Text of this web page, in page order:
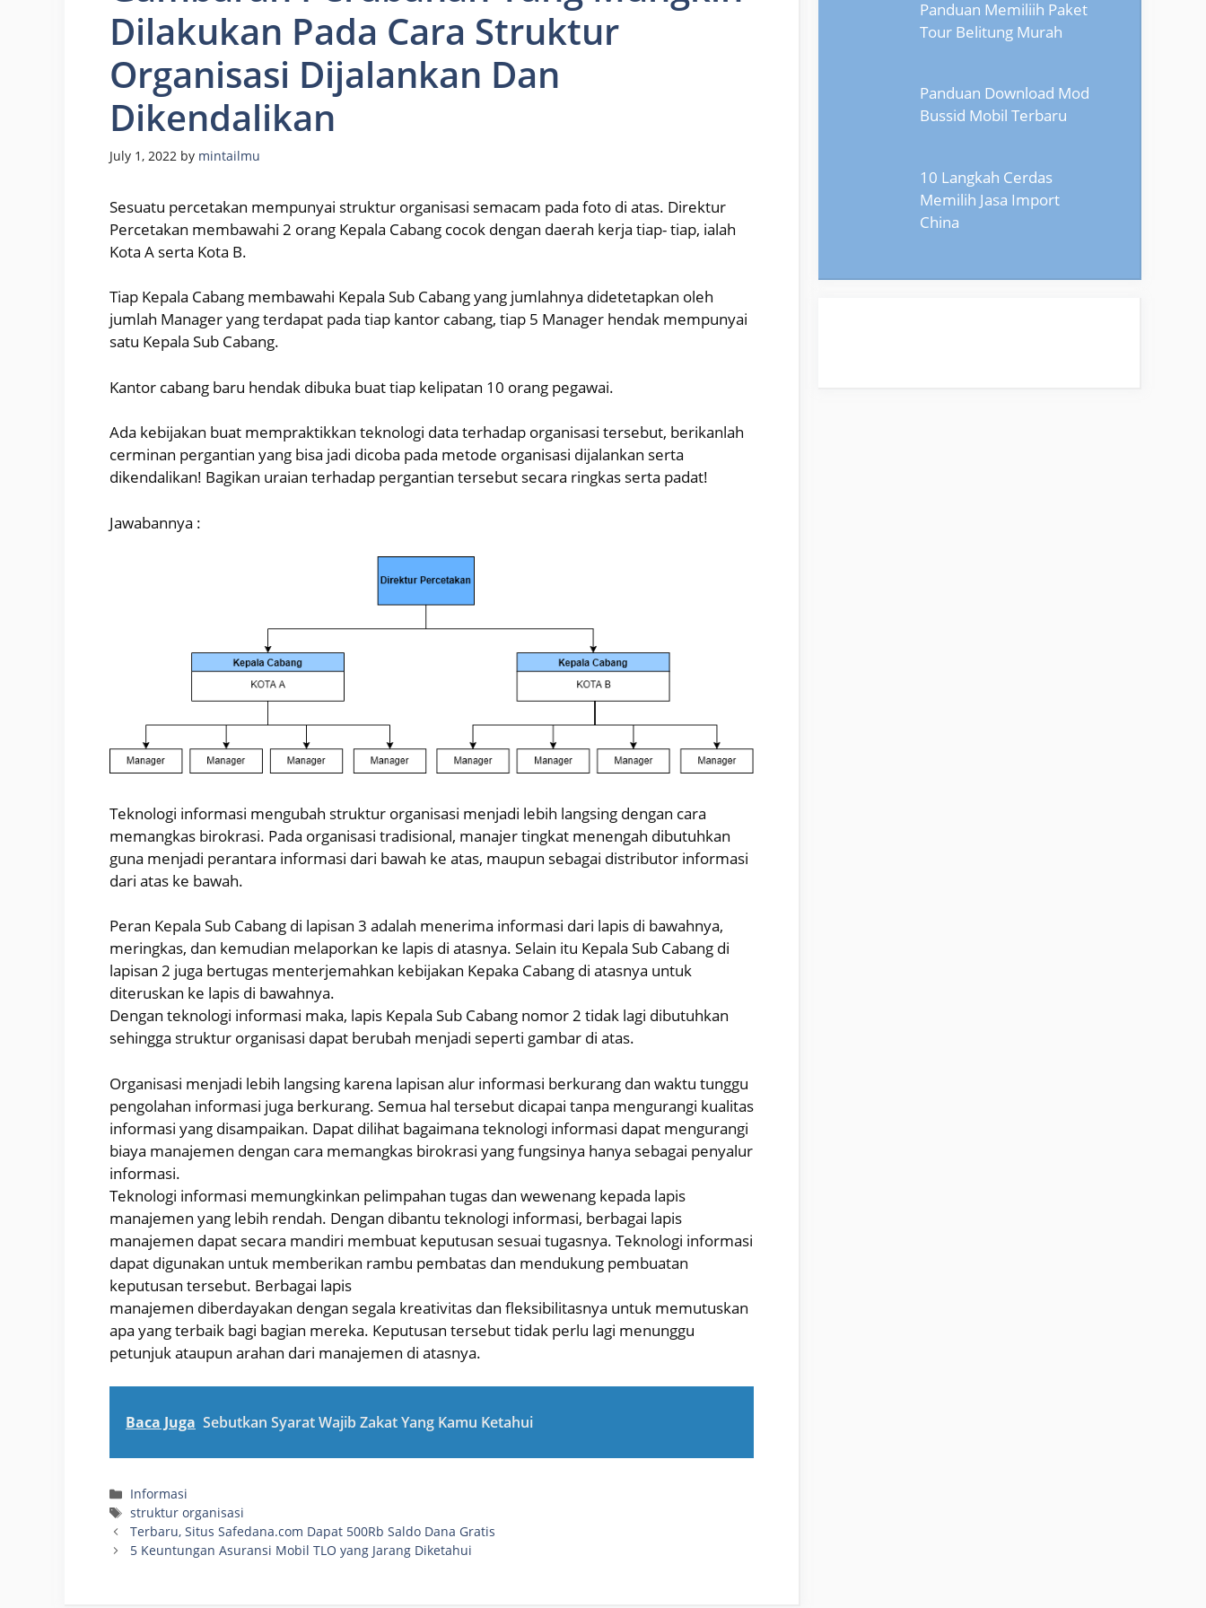
Dilakukan Pada Cara Struktur
Organisasi Dijalankan Dan
Dikendalikan
July 1, 2022 by mintailmu
Sesuatu percetakan mempunyai struktur organisasi semacam pada foto di atas. Direktur
Percetakan membawahi 2 orang Kepala Cabang cocok dengan daerah kerja tiap- tiap, ialah
Kota A serta Kota B.
Tiap Kepala Cabang membawahi Kepala Sub Cabang yang jumlahnya didetetapkan oleh
jumlah Manager yang terdapat pada tiap kantor cabang, tiap 5 Manager hendak mempunyai
satu Kepala Sub Cabang.
Kantor cabang baru hendak dibuka buat tiap kelipatan 10 orang pegawai.
Ada kebijakan buat mempraktikkan teknologi data terhadap organisasi tersebut, berikanlah
cerminan pergantian yang bisa jadi dicoba pada metode organisasi dijalankan serta
dikendalikan! Bagikan uraian terhadap pergantian tersebut secara ringkas serta padat!
Jawabannya :
Teknologi informasi mengubah struktur organisasi menjadi lebih langsing dengan cara
memangkas birokrasi. Pada organisasi tradisional, manajer tingkat menengah dibutuhkan
guna menjadi perantara informasi dari bawah ke atas, maupun sebagai distributor informasi
dari atas ke bawah.
Peran Kepala Sub Cabang di lapisan 3 adalah menerima informasi dari lapis di bawahnya,
meringkas, dan kemudian melaporkan ke lapis di atasnya. Selain itu Kepala Sub Cabang di
lapisan 2 juga bertugas menterjemahkan kebijakan Kepaka Cabang di atasnya untuk
diteruskan ke lapis di bawahnya.
Dengan teknologi informasi maka, lapis Kepala Sub Cabang nomor 2 tidak lagi dibutuhkan
sehingga struktur organisasi dapat berubah menjadi seperti gambar di atas.
Organisasi menjadi lebih langsing karena lapisan alur informasi berkurang dan waktu tunggu
pengolahan informasi juga berkurang. Semua hal tersebut dicapai tanpa mengurangi kualitas
informasi yang disampaikan. Dapat dilihat bagaimana teknologi informasi dapat mengurangi
biaya manajemen dengan cara memangkas birokrasi yang fungsinya hanya sebagai penyalur
informasi.
Teknologi informasi memungkinkan pelimpahan tugas dan wewenang kepada lapis
manajemen yang lebih rendah. Dengan dibantu teknologi informasi, berbagai lapis
manajemen dapat secara mandiri membuat keputusan sesuai tugasnya. Teknologi informasi
dapat digunakan untuk memberikan rambu pembatas dan mendukung pembuatan
keputusan tersebut. Berbagai lapis
manajemen diberdayakan dengan segala kreativitas dan fleksibilitasnya untuk memutuskan
apa yang terbaik bagi bagian mereka. Keputusan tersebut tidak perlu lagi menunggu
petunjuk ataupun arahan dari manajemen di atasnya.
Baca Juga Sebutkan Syarat Wajib Zakat Yang Kamu Ketahui
Categories
Informasi
Tags
struktur organisasi
Terbaru, Situs Safedana.com Dapat 500Rb Saldo Dana Gratis
5 Keuntungan Asuransi Mobil TLO yang Jarang Diketahui
Panduan Memiliih Paket
Tour Belitung Murah
Panduan Download Mod
Bussid Mobil Terbaru
10 Langkah Cerdas
Memilih Jasa Import
China